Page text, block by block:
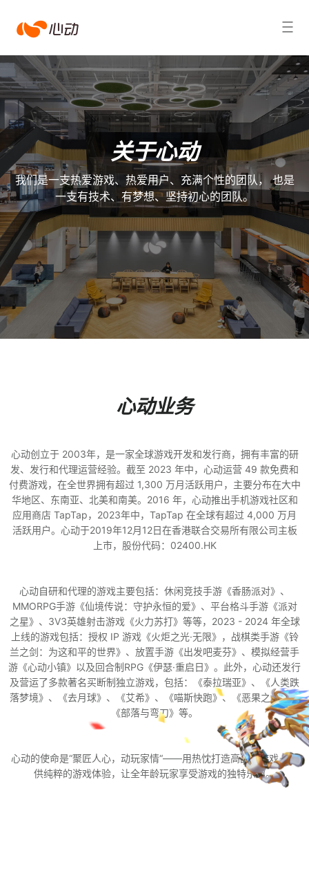
心
动
搜索结果
关于心动
我们是一支热爱游戏、热爱用户、充满个性的团队， 也是
一支有技术、有梦想、坚持初心的团队。
心动业务
心动创立于 2003年，是一家全球游戏开发和发行商，拥有丰富的研
发、发行和代理运营经验。截至 2023 年中，心动运营 49 款免费和
付费游戏，在全世界拥有超过 1,300 万月活跃用户，主要分布在大中
华地区、东南亚、北美和南美。2016 年，心动推出手机游戏社区和
应用商店 TapTap，2023年中，TapTap 在全球有超过 4,000 万月
活跃用户。心动于2019年12月12日在香港联合交易所有限公司主板
上市，股份代码：02400.HK
心动自研和代理的游戏主要包括：休闲竞技手游《香肠派对》、
MMORPG手游《仙境传说：守护永恒的爱》、平台格斗手游《派对
之星》、3V3英雄射击游戏《火力苏打》等等，2023 - 2024 年全球
上线的游戏包括：授权 IP 游戏《火炬之光·无限》，战棋类手游《铃
兰之剑：为这和平的世界》、放置手游《出发吧麦芬》、模拟经营手
游《心动小镇》以及回合制RPG《伊瑟·重启日》。此外，心动还发行
及营运了多款著名买断制独立游戏，包括：《泰拉瑞亚》、《人类跌
落梦境》、《去月球》、《艾希》、《喵斯快跑》、《恶果之地》、
《部落与弯刀》等。
心动的使命是“聚匠人心，动玩家情“——用热忱打造高品质游戏，提
供纯粹的游戏体验，让全年龄玩家享受游戏的独特乐趣。